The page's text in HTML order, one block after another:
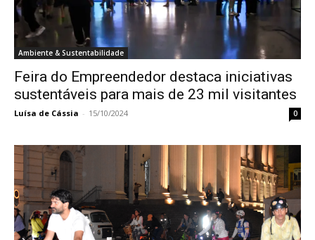
Ambiente & Sustentabilidade
Feira do Empreendedor destaca iniciativas
sustentáveis para mais de 23 mil visitantes
Luísa de Cássia - 15/10/2024 0